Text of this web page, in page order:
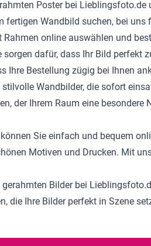
Poster bei
fertigen Wandbild suchen, bei
Rahmen online auswählen und
sorgen dafür, dass Ihr Bild perfekt
Ihre Bestellung zügig bei Ihnen
Wandbilder, die sofort
der Ihrem Raum eine
Sie einfach und bequem
Motiven und Drucken. Mit
Bilder bei
die Ihre Bilder perfekt in Szene